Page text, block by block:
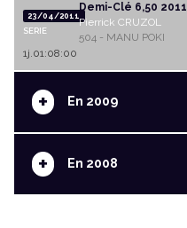
23/04/2011
SERIE
Demi-Clé 6,50 2011
Pierrick CRUZOL
504 - MANU POKI
1j.01:08:00
+ En 2009
+ En 2008